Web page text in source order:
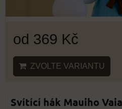
od 369 Kč
ZVOLTE VARIANTU
Svítící hák Mauiho